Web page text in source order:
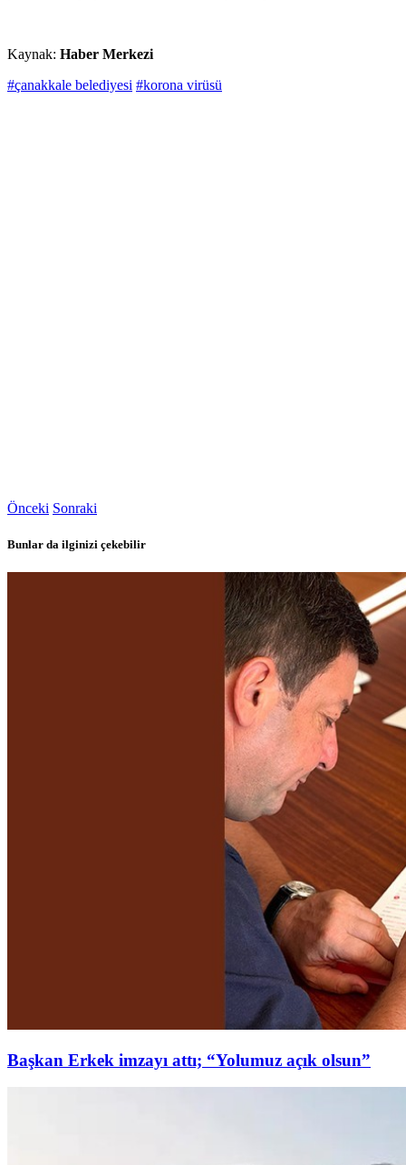
Kaynak: Haber Merkezi
#çanakkale belediyesi #korona virüsü
Önceki Sonraki
Bunlar da ilginizi çekebilir
Başkan Erkek imzayı attı; “Yolumuz açık olsun”